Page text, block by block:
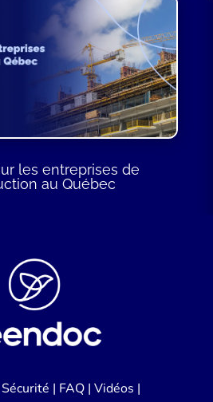
les entreprises de
au Québec
Sécurité | FAQ| Vidéos |